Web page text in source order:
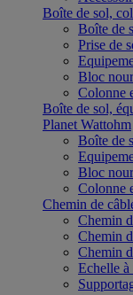
Boîte de sol,
Boîte de
Prise de
Bloc
Colonne
Boîte de sol,
Planet Wattohm
Boîte de
Bloc
Colonne
Chemin de
Chemin
Chemin
Chemin
Echelle à